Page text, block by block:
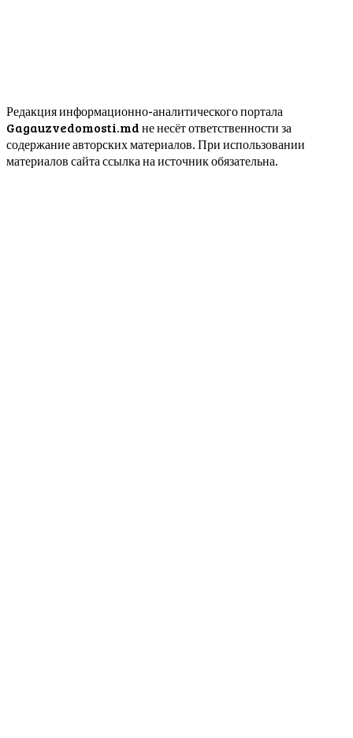
Редакция информационно-аналитического портала
Gagauzvedomosti.md не несёт ответственности за
содержание авторских материалов. При использовании
материалов сайта ссылка на источник обязательна.